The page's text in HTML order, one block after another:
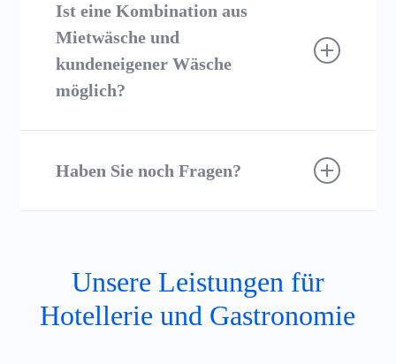
Ist eine Kombination aus
Mietwäsche und
kundeneigener Wäsche
möglich?
kundeneigene Textilien individuell kombiniert und
Haben Sie noch Fragen?
IHRE E-MAIL-ADRESSE
Unsere Leistungen für
Hotellerie und Gastronomie